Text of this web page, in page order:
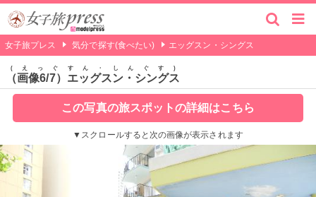
女子旅プレス 気分で探す(食べたい) エッグスン・シングス
（画像6/7）エッグスン・シングス
えっぐすん・しんぐす
この写真の旅スポットの詳細はこちら
▼スクロールすると次の画像が表示されます